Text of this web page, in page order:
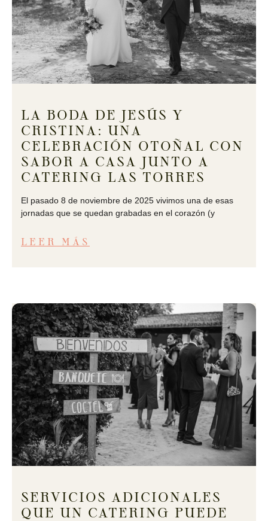
LA BODA DE JESÚS Y
CRISTINA: UNA
CELEBRACIÓN OTOÑAL CON
SABOR A CASA JUNTO A
CATERING LAS TORRES
El pasado 8 de noviembre de 2025 vivimos una de esas
jornadas que se quedan grabadas en el corazón (y
LEER MÁS
SERVICIOS ADICIONALES
QUE UN CATERING PUEDE